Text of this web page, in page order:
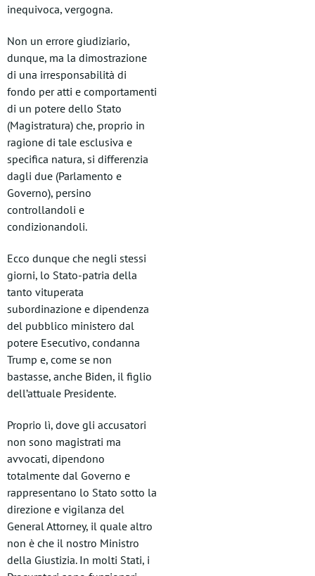
inequivoca, vergogna.
Non un errore giudiziario,
dunque, ma la dimostrazione
di una irresponsabilità di
fondo per atti e comportamenti
di un potere dello Stato
(Magistratura) che, proprio in
ragione di tale esclusiva e
specifica natura, si differenzia
dagli due (Parlamento e
Governo), persino
controllandoli e
condizionandoli.
Ecco dunque che negli stessi
giorni, lo Stato-patria della
tanto vituperata
subordinazione e dipendenza
del pubblico ministero dal
potere Esecutivo, condanna
Trump e, come se non
bastasse, anche Biden, il figlio
dell’attuale Presidente.
Proprio lì, dove gli accusatori
non sono magistrati ma
avvocati, dipendono
totalmente dal Governo e
rappresentano lo Stato sotto la
direzione e vigilanza del
General Attorney, il quale altro
non è che il nostro Ministro
della Giustizia. In molti Stati, i